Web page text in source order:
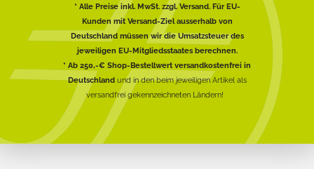
* Alle Preise inkl. MwSt. zzgl. Versand. Für EU-
Kunden mit Versand-Ziel ausserhalb von
Deutschland müssen wir die Umsatzsteuer des
jeweiligen EU-Mitgliedsstaates berechnen.
* Ab 250,-€ Shop-Bestellwert versandkostenfrei in
Deutschlandund in den beim jeweiligen Artikel als
versandfrei gekennzeichneten Ländern!